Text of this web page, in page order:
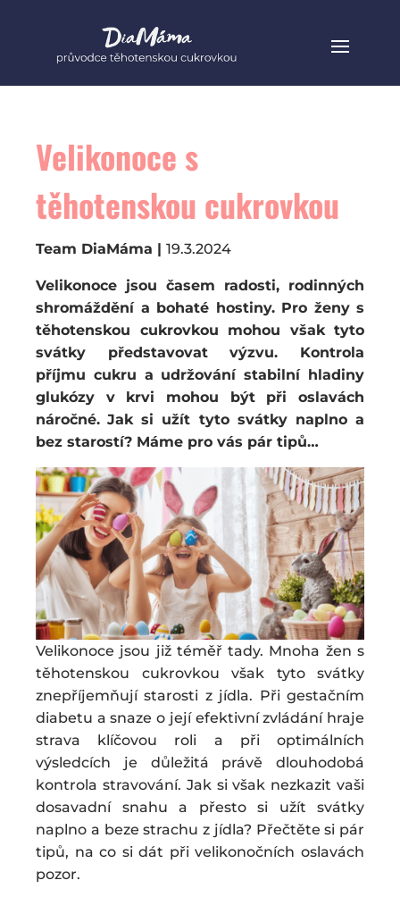
Velikonoce s
těhotenskou cukrovkou
Team DiaMáma | 19.3.2024
Velikonoce jsou časem radosti, rodinných
shromáždění a bohaté hostiny. Pro ženy s
těhotenskou cukrovkou mohou však tyto
svátky představovat výzvu. Kontrola
příjmu cukru a udržování stabilní hladiny
glukózy v krvi mohou být při oslavách
náročné. Jak si užít tyto svátky naplno a
bez starostí? Máme pro vás pár tipů…
Velikonoce jsou již téměř tady. Mnoha žen s
těhotenskou cukrovkou však tyto svátky
znepříjemňují starosti z jídla. Při gestačním
diabetu a snaze o její efektivní zvládání hraje
strava klíčovou roli a při optimálních
výsledcích je důležitá právě dlouhodobá
kontrola stravování. Jak si však nezkazit vaši
dosavadní snahu a přesto si užít svátky
naplno a beze strachu z jídla? Přečtěte si pár
tipů, na co si dát při velikonočních oslavách
pozor.